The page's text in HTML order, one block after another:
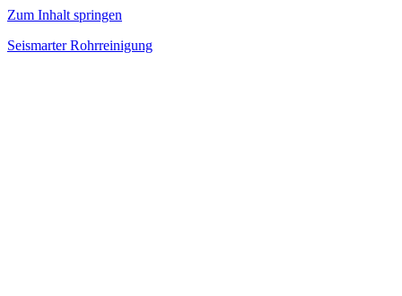
Zum Inhalt springen
Seismarter Rohrreinigung